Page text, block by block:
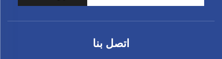
اتصل بنا